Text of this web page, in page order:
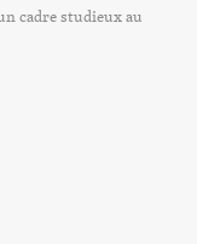
cadre studieux au